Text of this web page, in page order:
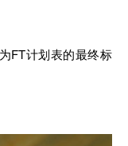
FT计划表的最终标